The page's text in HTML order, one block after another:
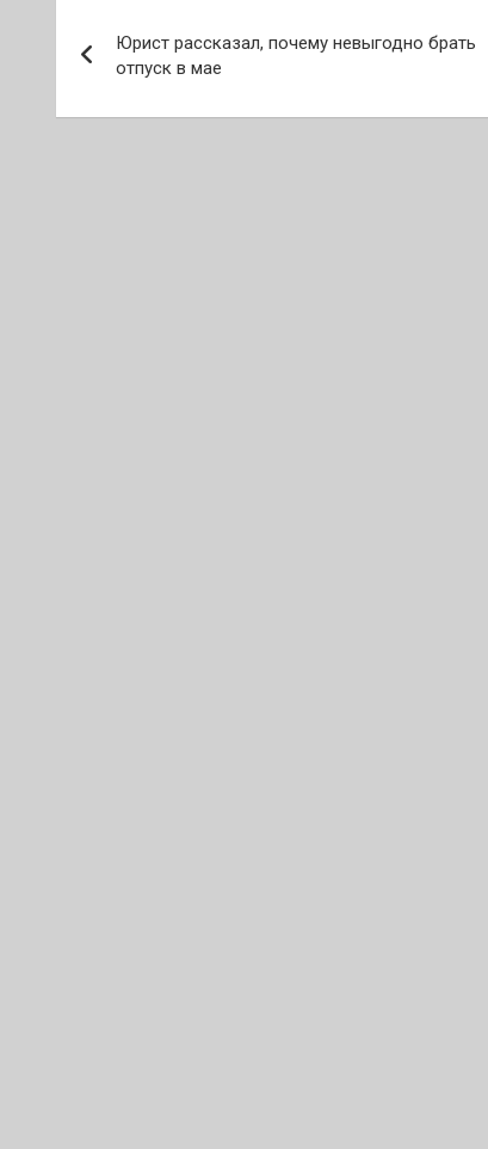
по
записям
Юрист рассказал, почему невыгодно брать
отпуск в мае